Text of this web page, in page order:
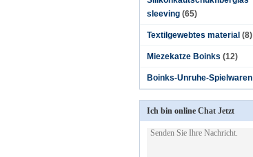
sleeving (65)
Textilgewebtes material (8)
Miezekatze Boinks (12)
Boinks-Unruhe-Spielwaren
Ich bin online Chat Jetzt